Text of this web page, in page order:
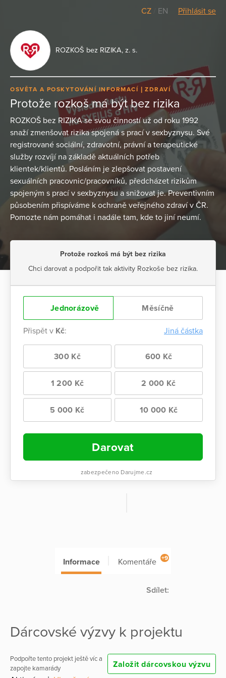
CZ EN Přihlásit se
ROZKOŠ bez RIZIKA, z. s.
OSVĚTA A POSKYTOVÁNÍ INFORMACÍ ZDRAVÍ
Protože rozkoš má být bez rizika
ROZKOŠ bez RIZIKA se svou činností už od roku 1992
snaží zmenšovat rizika spojená s prací v sexbyznysu. Své
registrované sociální, zdravotní, právní a terapeutické
služby rozvíjí na základě aktuálních potřeb
klientek/klientů. Posláním je zlepšovat postavení
sexuálních pracovnic/pracovníků, předcházet rizikům
spojeným s prací v sexbyznysu a snižovat je. Preventivním
působením přispíváme k ochraně veřejného zdraví v ČR.
Pomozte nám pomáhat i nadále tam, kde to jiní neumí.
Protože rozkoš má být bez rizika
Chci darovat a podpořit tak aktivity Rozkoše bez rizika.
Jednorázově Měsíčně
Přispět v Kč: Jiná částka
300 Kč 600 Kč
1 200 Kč 2 000 Kč
5 000 Kč 10 000 Kč
Darovat
zabezpečeno Darujme.cz
Informace Komentáře +9
Sdílet:
Dárcovské výzvy k projektu
Podpořte tento projekt ještě víc a
zapojte kamarády
Založit dárcovskou výzvu